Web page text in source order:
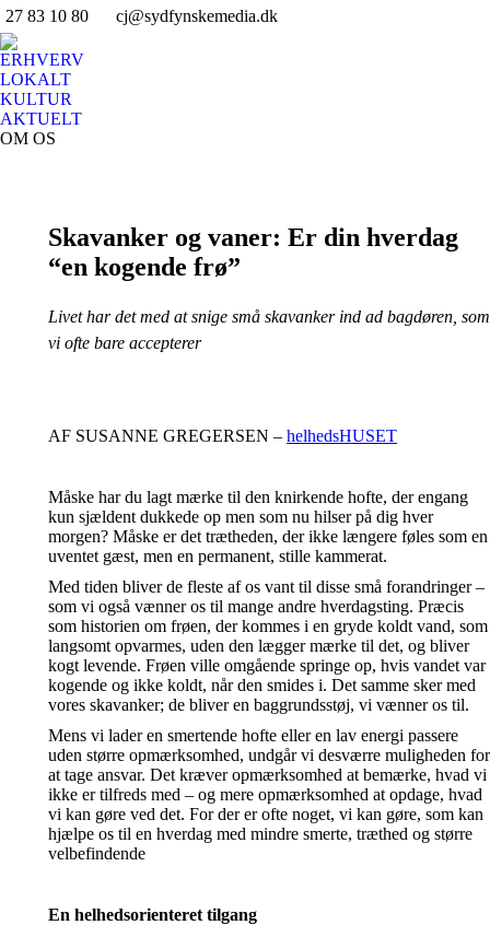
27 83 10 80 cj@sydfynskemedia.dk
ERHVERV
LOKALT
KULTUR
AKTUELT
OM OS
Skavanker og vaner: Er din hverdag
“en kogende frø”
Livet har det med at snige små skavanker ind ad bagdøren, som
vi ofte bare accepterer
AF SUSANNE GREGERSEN – helhedsHUSET
Måske har du lagt mærke til den knirkende hofte, der engang
kun sjældent dukkede op men som nu hilser på dig hver
morgen? Måske er det trætheden, der ikke længere føles som en
uventet gæst, men en permanent, stille kammerat.
Med tiden bliver de fleste af os vant til disse små forandringer –
som vi også vænner os til mange andre hverdagsting. Præcis
som historien om frøen, der kommes i en gryde koldt vand, som
langsomt opvarmes, uden den lægger mærke til det, og bliver
kogt levende. Frøen ville omgående springe op, hvis vandet var
kogende og ikke koldt, når den smides i. Det samme sker med
vores skavanker; de bliver en baggrundsstøj, vi vænner os til.
Mens vi lader en smertende hofte eller en lav energi passere
uden større opmærksomhed, undgår vi desværre muligheden for
at tage ansvar. Det kræver opmærksomhed at bemærke, hvad vi
ikke er tilfreds med – og mere opmærksomhed at opdage, hvad
vi kan gøre ved det. For der er ofte noget, vi kan gøre, som kan
hjælpe os til en hverdag med mindre smerte, træthed og større
velbefindende
En helhedsorienteret tilgang